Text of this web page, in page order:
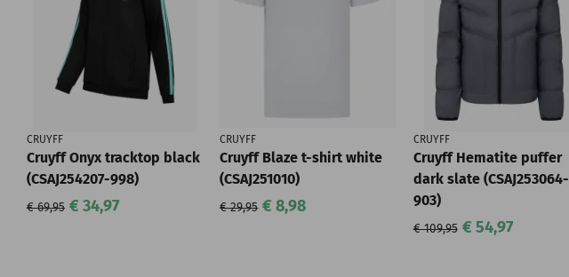
CRUYFF
Cruyff Onyx tracktop black
(CSAJ254207-998)
€ 69,95 € 34,97
CRUYFF
Cruyff Blaze t-shirt white
(CSAJ251010)
€ 29,95 € 8,98
CRUYFF
Cruyff Hematite puffer
dark slate (CSAJ253064-
903)
€ 109,95 € 54,97